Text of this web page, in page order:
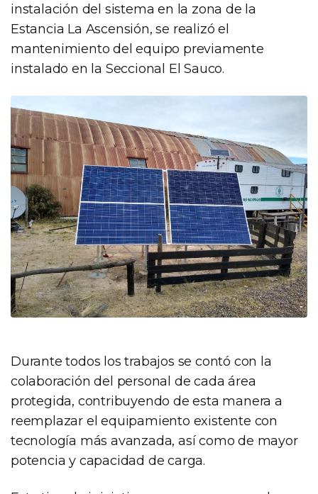
instalación del sistema en la zona de la
Estancia La Ascensión, se realizó el
mantenimiento del equipo previamente
instalado en la Seccional El Sauco.
Durante todos los trabajos se contó con la
colaboración del personal de cada área
protegida, contribuyendo de esta manera a
reemplazar el equipamiento existente con
tecnología más avanzada, así como de mayor
potencia y capacidad de carga.